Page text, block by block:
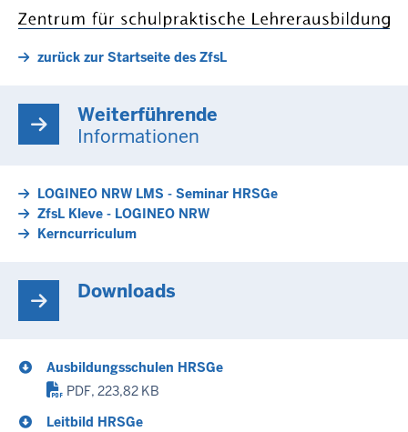
zurück zur Startseite des ZfsL
Weiterführende
Informationen
LOGINEO NRW LMS - Seminar HRSGe
ZfsL Kleve - LOGINEO NRW
Kerncurriculum
Downloads
Ausbildungsschulen HRSGe
PDF, 223,82 KB
Leitbild HRSGe